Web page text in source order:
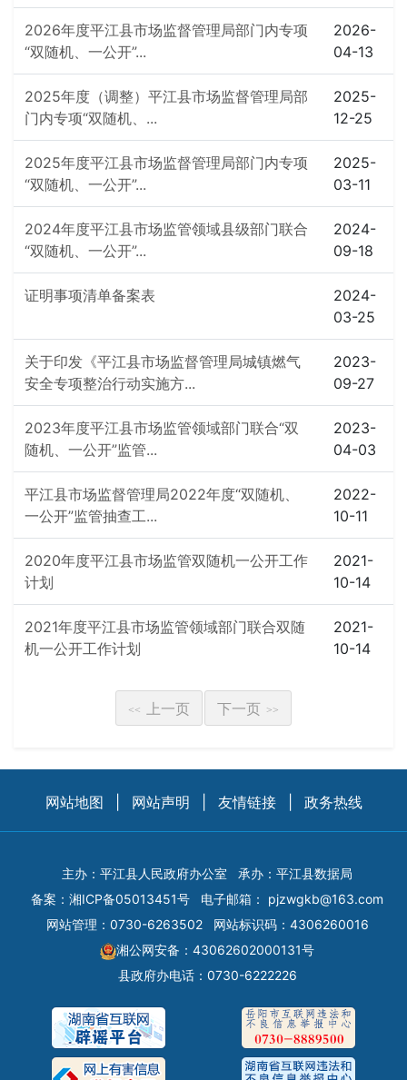
2026年度平江县市场监督管理局部门内专项
“双随机、一公开”...
2026-
04-13
2025年度（调整）平江县市场监督管理局部
门内专项“双随机、...
2025-
12-25
2025年度平江县市场监督管理局部门内专项
“双随机、一公开”...
2025-
03-11
2024年度平江县市场监管领域县级部门联合
“双随机、一公开”...
2024-
09-18
证明事项清单备案表
2024-
03-25
关于印发《平江县市场监督管理局城镇燃气
安全专项整治行动实施方...
2023-
09-27
2023年度平江县市场监管领域部门联合“双
随机、一公开”监管...
2023-
04-03
平江县市场监督管理局2022年度“双随机、
一公开”监管抽查工...
2022-
10-11
2020年度平江县市场监管双随机一公开工作
计划
2021-
10-14
2021年度平江县市场监管领域部门联合双随
机一公开工作计划
2021-
10-14
<< 上一页 下一页 >>
网站地图 网站声明 友情链接 政务热线
主办：平江县人民政府办公室
承办：平江县数据局
备案： 湘ICP备05013451号 电子邮箱： pjzwgkb@163.com
网站管理：0730-6263502
网站标识码：4306260016
湘公网安备：43062602000131号
县政府办电话：0730-6222226